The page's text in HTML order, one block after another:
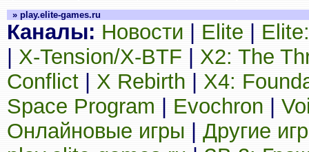
» play.elite-games.ru
Каналы: Новости Elite
X-Tension/X-BTF
X2: The
Conflict
X Rebirth
X4:
Space Program
Evochron
Онлайновые игры
Другие